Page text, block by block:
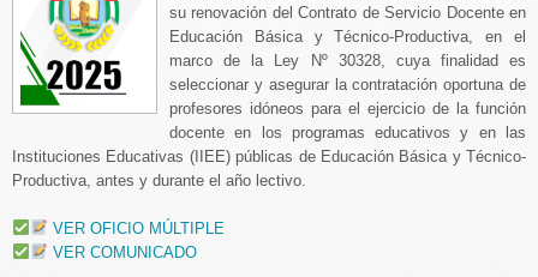
su renovación del Contrato de Servicio Docente en
Educación Básica y Técnico-Productiva, en el
marco de la Ley Nº 30328, cuya finalidad es
seleccionar y asegurar la contratación oportuna de
profesores idóneos para el ejercicio de la función
docente en los programas educativos y en las
Instituciones Educativas (IIEE) públicas de Educación Básica y Técnico-
Productiva, antes y durante el año lectivo.
VER OFICIO MÚLTIPLE
VER COMUNICADO